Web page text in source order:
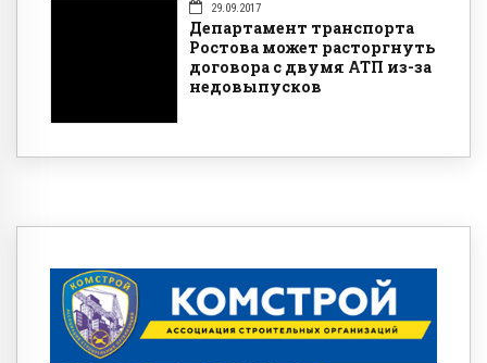
29.09.2017
Департамент транспорта
Ростова может расторгнуть
договора с двумя АТП из-за
недовыпусков